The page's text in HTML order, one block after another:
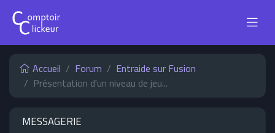
Accueil Forum
Entraide sur Fusion
Présentation d'un niveau de jeu...
MESSAGERIE